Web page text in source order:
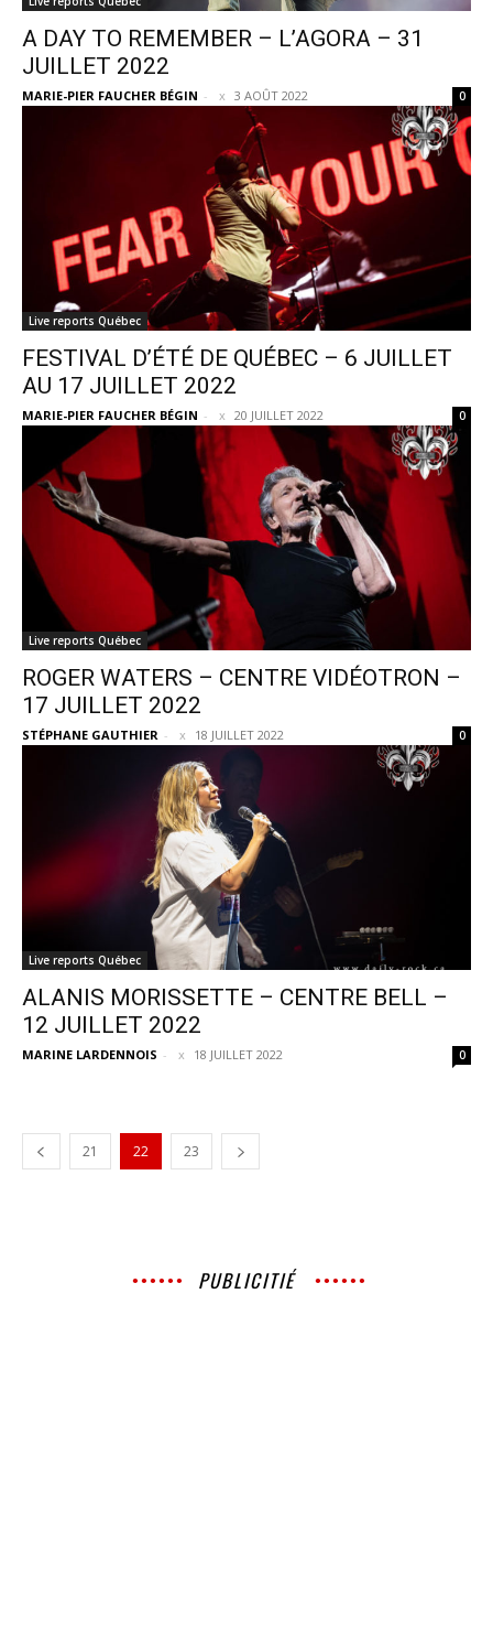
A DAY TO REMEMBER – L’AGORA – 31
JUILLET 2022
MARIE-PIER FAUCHER BÉGIN - 3 AOÛT 2022 0
Live reports Québec
FESTIVAL D’ÉTÉ DE QUÉBEC – 6 JUILLET
AU 17 JUILLET 2022
MARIE-PIER FAUCHER BÉGIN - 20 JUILLET 2022 0
Live reports Québec
ROGER WATERS – CENTRE VIDÉOTRON –
17 JUILLET 2022
STÉPHANE GAUTHIER - 18 JUILLET 2022 0
Live reports Québec
ALANIS MORISSETTE – CENTRE BELL –
12 JUILLET 2022
MARINE LARDENNOIS - 18 JUILLET 2022 0
21 22 23
PUBLICITIÉ